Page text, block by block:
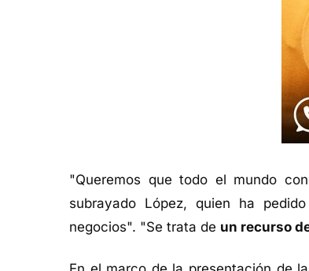
"Queremos que todo el mundo
subrayado López, quien ha
negocios". "Se trata de un recurso